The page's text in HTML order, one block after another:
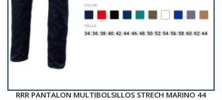
RRR PANTALON MULTIBOLSILLOS STRECH MARINO 44